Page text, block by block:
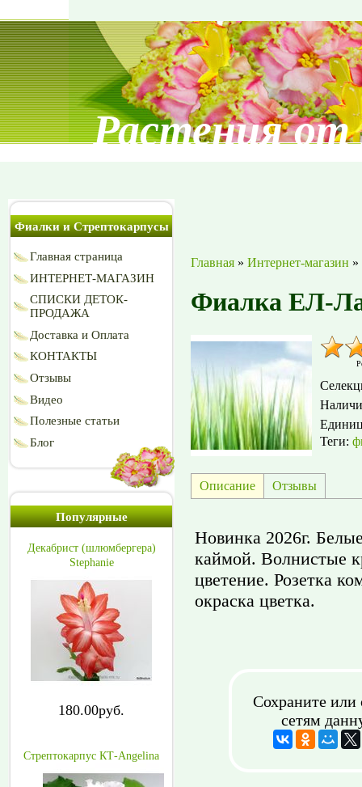
Растения
Фиалки и Стрептокарпусы
Главная страница
ИНТЕРНЕТ-МАГАЗИН
СПИСКИ ДЕТОК-
ПРОДАЖА
Доставка и Оплата
КОНТАКТЫ
Отзывы
Видео
Полезные статьи
Блог
Популярные
Декабрист (шлюмбергера)
Stephanie
180.00руб.
Стрептокарпус КТ-Angelina
Главная » Интернет-магазин »
Фиалка ЕЛ-
Теги:
Описание Отзывы
Новинка 2026г.
каймой. Волнистые
цветение. Розетка
окраска цветка.
Сохраните или
сетям